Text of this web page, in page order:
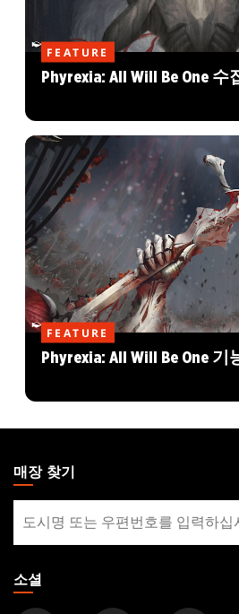
FEATURE
Phyrexia: All Will Be One 수
FEATURE
Phyrexia: All Will Be One 기
THE
GATHERING
FOOTER
매장 찾기
장
찾
기
소셜